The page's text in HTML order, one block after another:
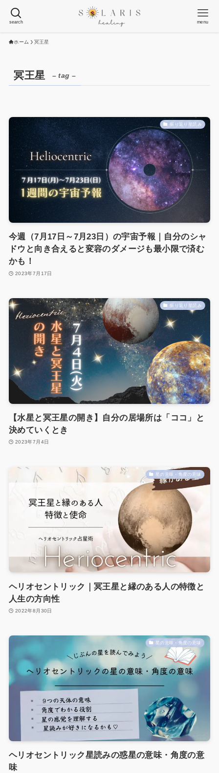
search menu
ホーム 冥王星
冥王星 – tag –
振り返り星読み
今週（7月17日～7月23日）の宇宙予報｜自分のシャ
ドウと向き合えると変容のダメージも最小限で済む
かも！
2023年7月17日
振り返り星読み
【水星と冥王星の開き】自分の居場所は「ココ」と
決めていくとき
2023年7月4日
星の意味・角度の意味
ヘリオセントリック｜冥王星と縁のある人の特徴と
人生の方向性
2022年8月30日
星の意味・角度の意味
ヘリオセントリック星読みの惑星の意味・角度の意
味